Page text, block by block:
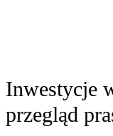
Inwestycje
przegląd